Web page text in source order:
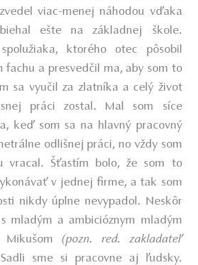
viac-menej náhodou vďaka
ešte na základnej škole.
ktorého otec pôsobil
a presvedčil ma, aby som to
sa vyučil za zlatníka a celý život
práci zostal. Mal som síce
keď som sa na hlavný pracovný
odlišnej práci, no vždy som
vracal. Šťastím bolo, že som to
v jednej firme, a tak som
nikdy úplne nevypadol. Neskôr
mladým a ambicióznym mladým
Mikušom(pozn. red. zakladateľ
Sadli sme si pracovne aj ľudsky.